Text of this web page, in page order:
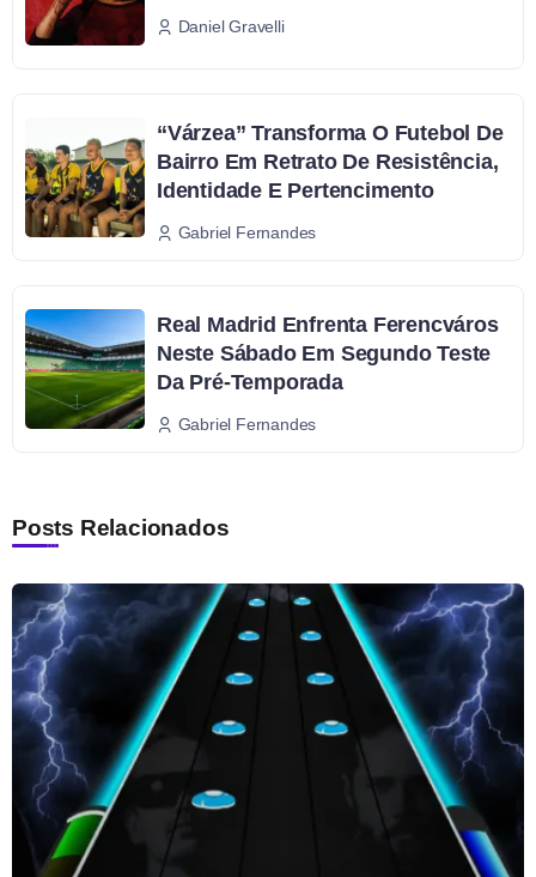
Daniel Gravelli
“Várzea” Transforma O Futebol De
Bairro Em Retrato De Resistência,
Identidade E Pertencimento
Gabriel Fernandes
Real Madrid Enfrenta Ferencváros
Neste Sábado Em Segundo Teste
Da Pré-Temporada
Gabriel Fernandes
Posts Relacionados